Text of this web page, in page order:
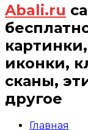
Abali.ru
иконки,
сканы,
другое
Главная